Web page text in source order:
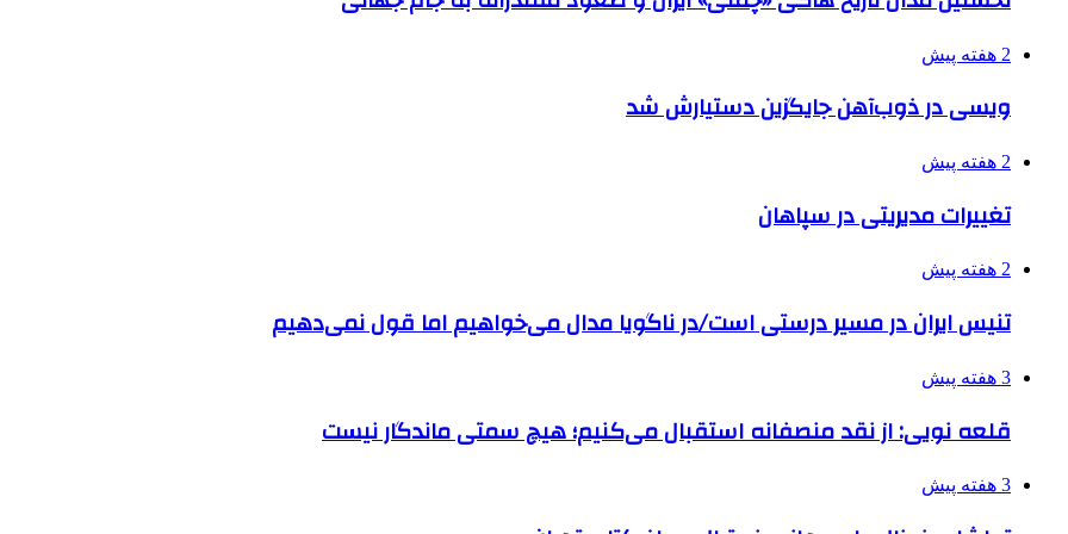
2 هفته پیش
ویسی در ذوب‌آهن جایگزین دستیارش شد
2 هفته پیش
تغییرات مدیریتی در سپاهان
2 هفته پیش
تنیس ایران در مسیر درستی است/در ناگویا مدال می‌خواهیم اما قول نمی‌دهیم
3 هفته پیش
قلعه نویی: از نقد منصفانه استقبال می‌کنیم؛ هیچ سمتی ماندگار نیست
3 هفته پیش